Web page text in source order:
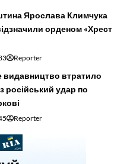
Ярослава Климчука
орденом «Хрест
Reporter
видавництво втратило
російський удар по
Reporter